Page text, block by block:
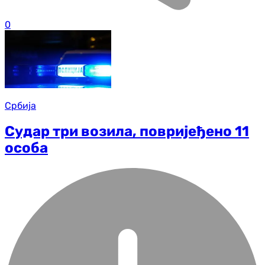
0
Србија
Судар три возила, повријеђено 11
особа